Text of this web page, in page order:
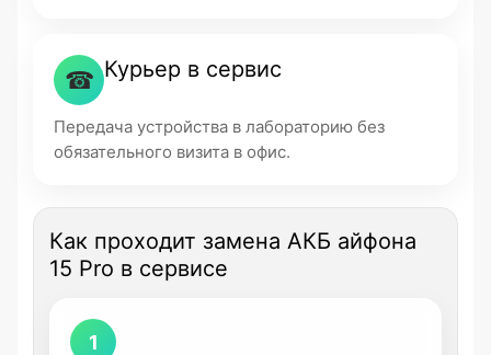
☎ Курьер в сервис
Передача устройства в лабораторию без
обязательного визита в офис.
Как проходит замена АКБ айфона
15 Pro в сервисе
1